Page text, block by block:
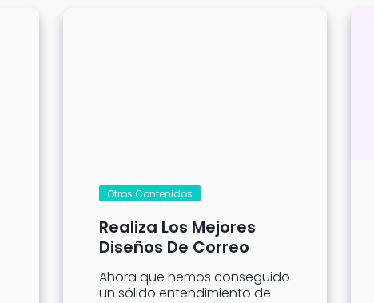
Otros Contenidos
Realiza Los Mejores
Diseños De Correo
Electrónico Para
Pequeñas, Medianas y
Ahora que hemos conseguido
un sólido entendimiento de